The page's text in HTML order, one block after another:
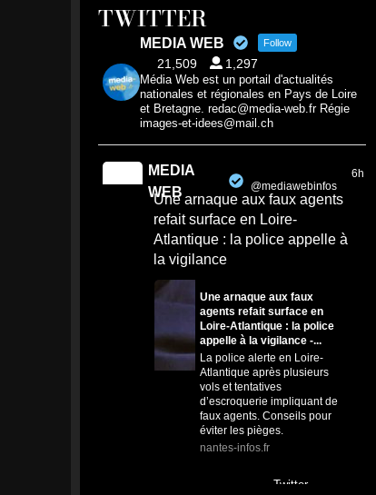
TWITTER
MEDIA WEB Follow
21,509 1,297
Média Web est un portail d'actualités
nationales et régionales en Pays de Loire
et Bretagne. redac@media-web.fr Régie
images-et-idees@mail.ch
MEDIA
WEB
@mediawebinfos
6h
Une arnaque aux faux agents
refait surface en Loire-
Atlantique : la police appelle à
la vigilance
Une arnaque aux faux
agents refait surface en
Loire-Atlantique : la police
appelle à la vigilance -...
La police alerte en Loire-
Atlantique après plusieurs
vols et tentatives
d’escroquerie impliquant de
faux agents. Conseils pour
éviter les pièges.
nantes-infos.fr
Twitter